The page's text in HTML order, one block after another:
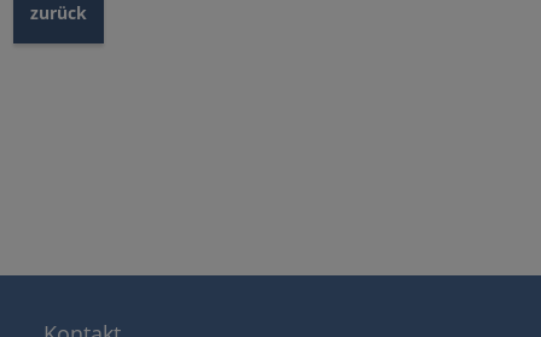
zurück